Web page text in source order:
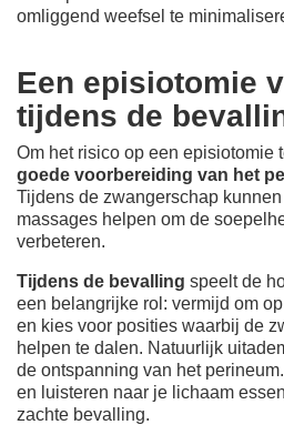
omliggend weefsel te
Een episiotomie
tijdens de
Om het risico op een episiotomie
goede voorbereiding van het
Tijdens de zwangerschap
massages helpen om de
verbeteren.
Tijdens de bevalling speelt de
een belangrijke rol: vermijd om
en kies voor posities waarbij de
helpen te dalen. Natuurlijk
de ontspanning van het
en luisteren naar je lichaam
zachte bevalling.